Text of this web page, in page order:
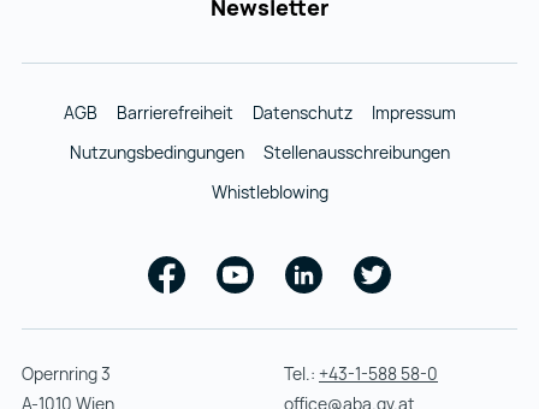
Newsletter
AGB Barrierefreiheit Datenschutz
Impressum
Nutzungsbedingungen
Stellenausschreibungen
Whistleblowing
Facebook
Youtube
Linkedin
Twitter
Opernring 3
A-1010 Wien
Tel.: +43-1-588 58-0
office@aba.gv.at